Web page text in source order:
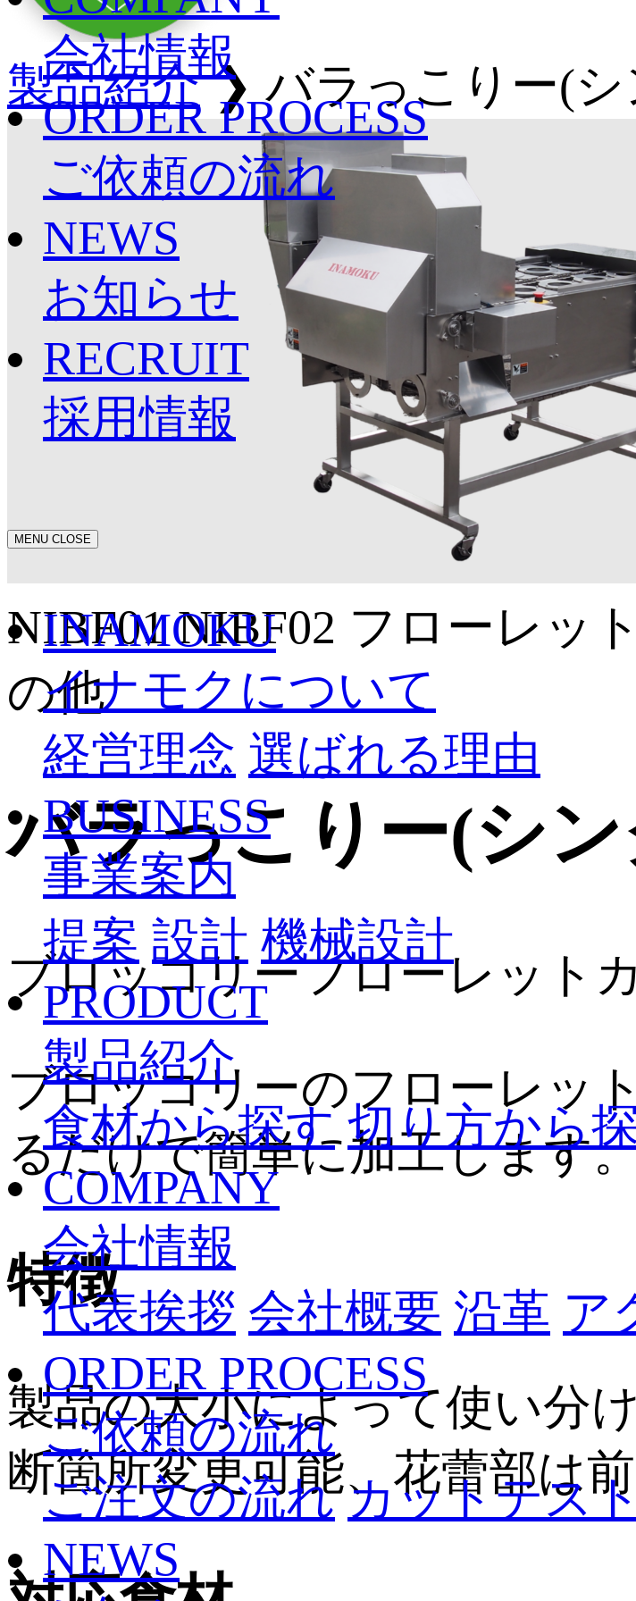
会社情報
ORDER PROCESS
ご依頼の流れ
NEWS
お知らせ
RECRUIT
採用情報
MENU CLOSE
INAMOKU
イナモクについて
経営理念 選ばれる理由
BUSINESS
事業案内
提案 設計 機械設計
PRODUCT
製品紹介
食材から探す 切り方から
COMPANY
会社情報
代表挨拶 会社概要 沿革 ア
ORDER PROCESS
ご依頼の流れ
ご注文の流れ カットテス
NEWS
製品紹介 ❯ バラっこりー(
NIBF01 NIBF02 フローレッ
の他
バラっこりー(シ
ブロッコリーフローレット
ブロッコリーのフローレッ
るだけで簡単に加工します
特徴
製品の大小によって使い分
断箇所変更可能、花蕾部は